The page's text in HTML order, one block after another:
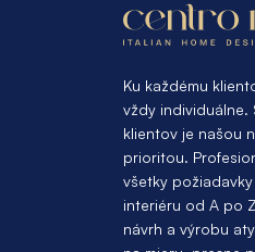
Ku každému
vždy individuálne.
klientov je našou
prioritou.
všetky
interiéru od A po
návrh a výrobu